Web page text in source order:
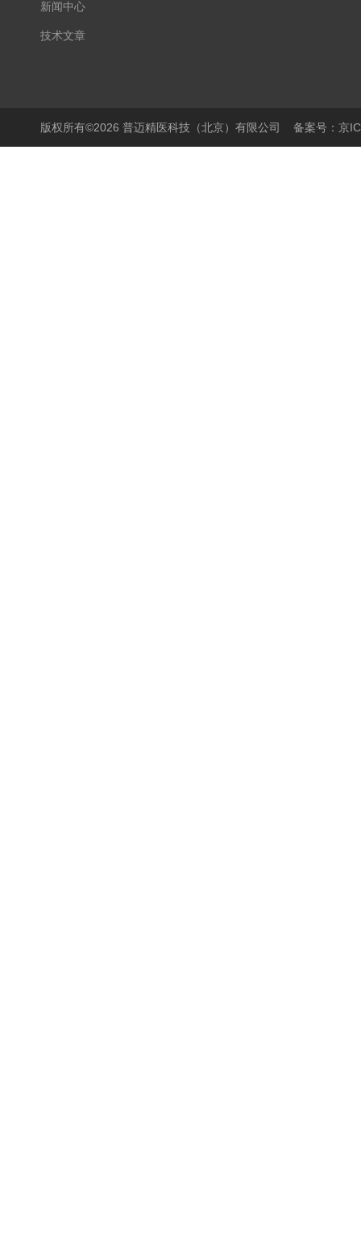
新闻中心
技术文章
版权所有©2026 普迈精医科技（北京）有限公司 备案号：京